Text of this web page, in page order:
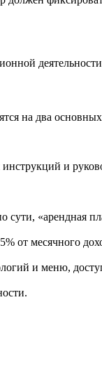
на два
и
«арендная
от месячного
и меню,